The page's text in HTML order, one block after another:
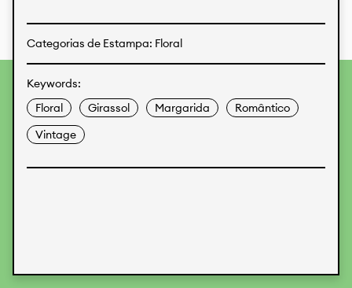
Para fornecer as melhores experiências, usamos
tecnologias como cookies para armazenar e/ou acessar
informações do dispositivo. O consentimento para essas
tecnologias nos permitirá processar dados como
comportamento de navegação ou IDs exclusivos neste site.
negativamente certos recursos e funções.
Categorias de Estampa: Floral
Keywords:
Floral
Girassol Margarida
Romântico
Vintage
KALIMO CONTATO